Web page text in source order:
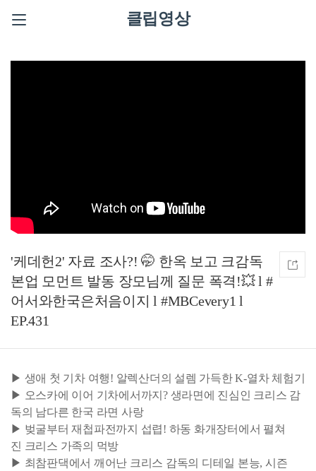
클립영상
'케데헌2' 자료 조사?! 🤭 한옥 보고 크감독
본업 모먼트 발동 장모님께 질문 폭격!💥 l #
어서와한국은처음이지 l #MBCevery1 l
EP.431
▶ 생애 첫 기차 여행! 알렉산더의 설렘 가득한 K-열차 체험기
▶ 오스카에 이어 기차에서까지? 생라면에 진심인 크리스 감
독의 남다른 한국 라면 사랑
▶ 벚굴부터 재첩파전까지 섭렵! 하동 화개장터에서 펼쳐
진 크리스 가족의 먹방
▶ 최참판댁에서 깨어난 크리스 감독의 디테일 본능, 시즌